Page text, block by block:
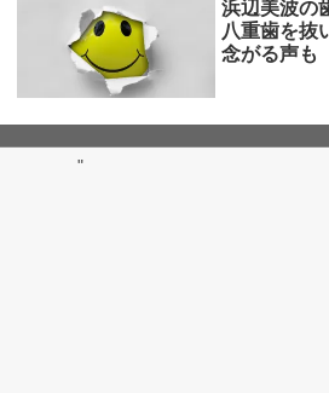
浜辺美波の
八重歯を抜
念がる声も
"